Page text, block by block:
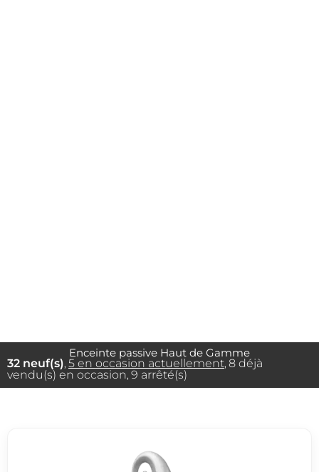
Enceinte passive Haut de Gamme
32 neuf(s), 5 en occasion actuellement, 8 déjà
vendu(s) en occasion, 9 arrêté(s)